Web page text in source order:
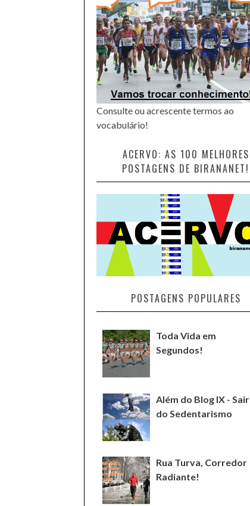
Consulte ou acrescente termos ao
vocabulário!
ACERVO: AS 100 MELHORES
POSTAGENS DE BIRANANET!
POSTAGENS POPULARES
Toda Vida em
Segundos!
Além do Blog IX - Sair
do Sedentarismo
Rua Turva, Corredor
Radiante!